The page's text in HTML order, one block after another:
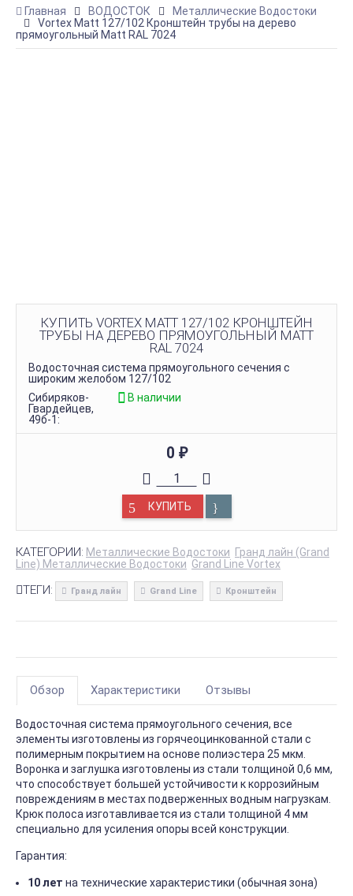
Главная ВОДОСТОК
Металлические Водостоки
Vortex Matt 127/102 Кронштейн трубы на дерево
прямоугольный Matt RAL 7024
КУПИТЬ VORTEX MATT 127/102 КРОНШТЕЙН
ТРУБЫ НА ДЕРЕВО ПРЯМОУГОЛЬНЫЙ MATT
RAL 7024
Водосточная система прямоугольного сечения с
широким желобом 127/102
Сибиряков-
Гвардейцев,
49б-1:
В наличии
0 ₽
КУПИТЬ
КАТЕГОРИИ: Металлические Водостоки Гранд лайн (Grand
Line) Металлические Водостоки Grand Line Vortex
ТЕГИ: Гранд лайн Grand Line Кронштейн
Обзор Характеристики Отзывы
Водосточная система прямоугольного сечения, все
элементы изготовлены из горячеоцинкованной стали с
полимерным покрытием на основе полиэстера 25 мкм.
Воронка и заглушка изготовлены из стали толщиной 0,6 мм,
что способствует большей устойчивости к коррозийным
повреждениям в местах подверженных водным нагрузкам.
Крюк полоса изготавливается из стали толщиной 4 мм
специально для усиления опоры всей конструкции.
Гарантия:
10 лет на технические характеристики (обычная зона)